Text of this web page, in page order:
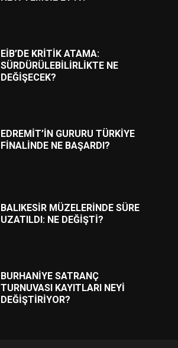
EİB’DE KRİTİK ATAMA:
SÜRDÜRÜLEBİLİRLİKTE NE
DEĞİŞECEK?
EDREMİT’İN GURURU TÜRKİYE
FİNALİNDE NE BAŞARDI?
BALIKESİR MÜZELERİNDE SÜRE
UZATILDI: NE DEĞİŞTİ?
BURHANİYE SATRANÇ
TURNUVASI KAYITLARI NEYİ
DEĞİŞTİRİYOR?